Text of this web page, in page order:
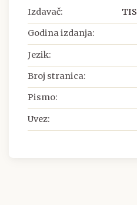
Izdavač:
Godina izdanja:
Jezik:
Broj stranica:
Pismo:
Uvez: